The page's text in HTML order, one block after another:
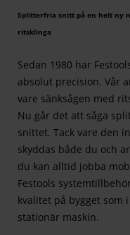
Splitterfria snitt på en helt ny
ritsklinga
Sedan 1980 har
absolut precision. Vår
vare sänksågen med
Nu går det att såga
snittet. Tack vare den
skyddas både du och
du kan alltid jobba
Festools
kvalitet på bygget som
stationär maskin.